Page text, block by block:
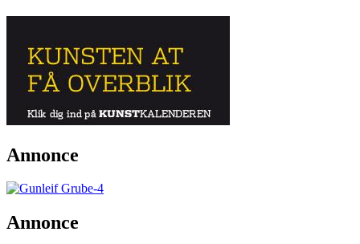
Annonce
Annonce